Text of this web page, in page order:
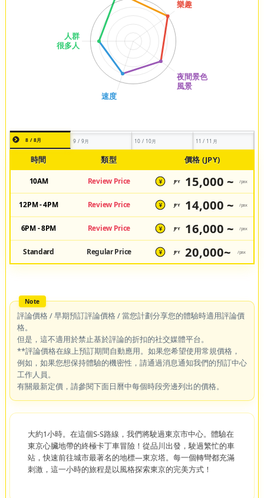
8 / 8月 9 / 9月 10 / 10月 11 / 11月
時間 類型 價格 (JPY)
10AM Review Price ¥ JPY 15,000 ~ /pax
12PM - 4PM Review Price ¥ JPY 14,000 ~ /pax
6PM - 8PM Review Price ¥ JPY 16,000 ~ /pax
Standard Regular Price ¥ JPY 20,000~ /pax
評論價格 / 早期預訂評論價格 / 當您計劃分享您的體驗時適用評論價
格。
但是，這不適用於禁止基於評論的折扣的社交媒體平台。
**評論價格在線上預訂期間自動應用。如果您希望使用常規價格，
例如，如果您想保持體驗的機密性，請通過消息通知我們的預訂中心
工作人員。
有關最新定價，請參閱下面日曆中每個時段旁邊列出的價格。
大約1小時。在這個S-S路線，我們將駛過東京市中心。體驗在
東京心臟地帶的終極卡丁車冒險！從品川出發，駛過繁忙的車
站，快速前往城市最著名的地標—東京塔。每一個轉彎都充滿
刺激，這一小時的旅程是以風格探索東京的完美方式！